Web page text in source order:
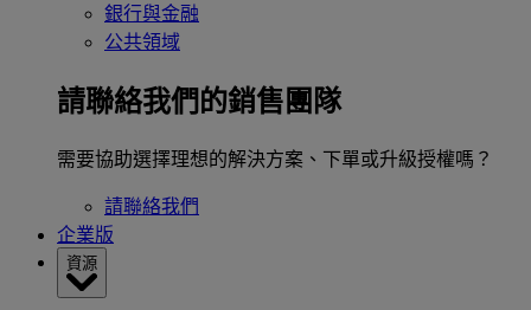
銀行與金融
公共領域
請聯絡我們的銷售團隊
需要協助選擇理想的解決方案、下單或升級授權嗎？
請聯絡我們
企業版
資源